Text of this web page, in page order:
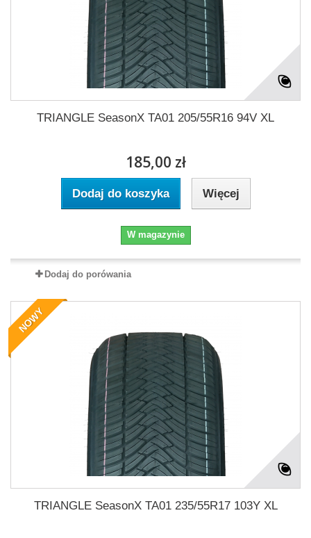
TRIANGLE SeasonX TA01 205/55R16 94V XL
185,00 zł
Dodaj do koszyka Więcej
W magazynie
Dodaj do porówania
NOWY
TRIANGLE SeasonX TA01 235/55R17 103Y XL